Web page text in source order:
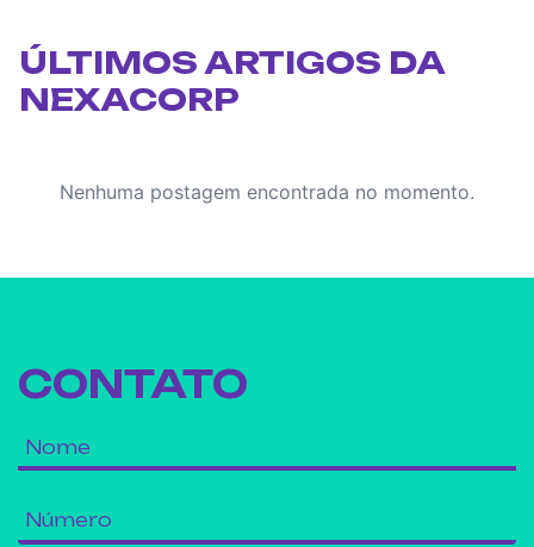
ÚLTIMOS ARTIGOS DA
NEXACORP
Nenhuma postagem encontrada no momento.
CONTATO